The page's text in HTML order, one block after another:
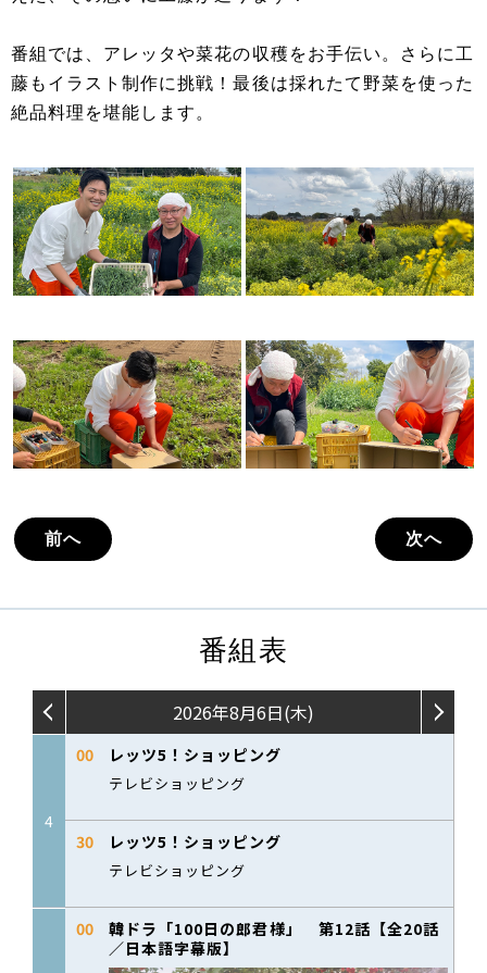
番組では、アレッタや菜花の収穫をお手伝い。さらに工
藤もイラスト制作に挑戦！最後は採れたて野菜を使った
絶品料理を堪能します。
前へ 次へ
番組表